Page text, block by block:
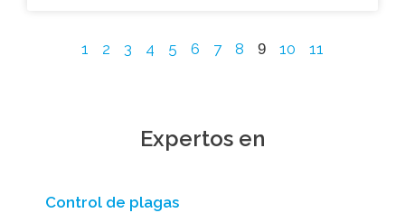
1 2 3 4 5 6 7 8 9 10 11
Expertos en
Control de plagas